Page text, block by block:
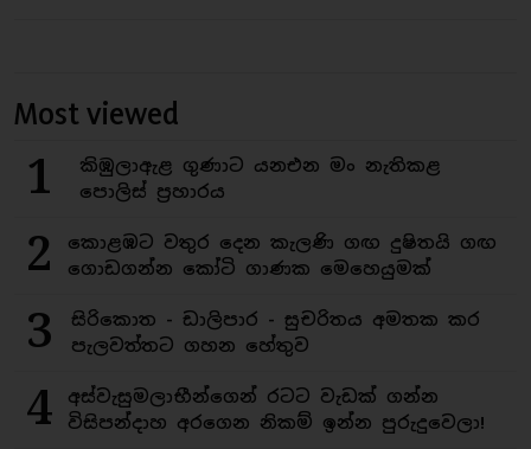
Most viewed
1
කිඹුලාඇළ ගුණාට යනඑන මං නැතිකළ
පොලිස් ප්‍රහාරය
2
කොළඹට වතුර දෙන කැලණි ගඟ දුෂිතයි ගඟ
ගොඩගන්න කෝටි ගාණක මෙහෙයුමක්
3
සිරිකොත - ඩාලිපාර - සුචරිතය අමතක කර
පැලවත්තට ගහන හේතුව
4
අස්වැසුමලාභීන්ගෙන් රටට වැඩක් ගන්න
විසිපන්දාහ අරගෙන නිකම් ඉන්න පුරුදුවෙලා!